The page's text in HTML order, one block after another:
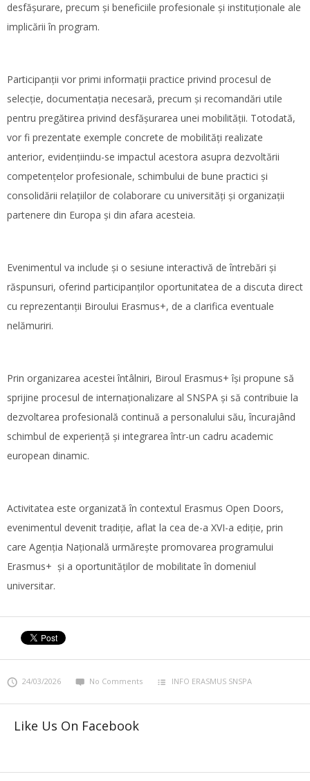
desfășurare, precum și beneficiile profesionale și instituționale ale
implicării în program.
Participanții vor primi informații practice privind procesul de
selecție, documentația necesară, precum și recomandări utile
pentru pregătirea privind desfășurarea unei mobilității. Totodată,
vor fi prezentate exemple concrete de mobilități realizate
anterior, evidențiindu-se impactul acestora asupra dezvoltării
competențelor profesionale, schimbului de bune practici și
consolidării relațiilor de colaborare cu universități și organizații
partenere din Europa și din afara acesteia.
Evenimentul va include și o sesiune interactivă de întrebări și
răspunsuri, oferind participanților oportunitatea de a discuta direct
cu reprezentanții Biroului Erasmus+, de a clarifica eventuale
nelămuriri.
Prin organizarea acestei întâlniri, Biroul Erasmus+ își propune să
sprijine procesul de internaționalizare al SNSPA și să contribuie la
dezvoltarea profesională continuă a personalului său, încurajând
schimbul de experiență și integrarea într-un cadru academic
european dinamic.
Activitatea este organizată în contextul Erasmus Open Doors,
evenimentul devenit tradiție, aflat la cea de-a XVI-a ediție, prin
care Agenția Națională urmărește promovarea programului
Erasmus+ și a oportunităților de mobilitate în domeniul
universitar.
24/03/2026 No Comments INFO ERASMUS SNSPA
Like Us On Facebook